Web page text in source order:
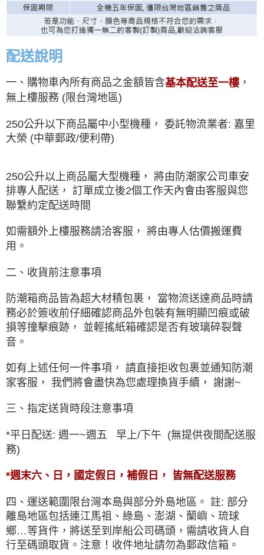
配送說明
一、購物車內所有商品之金額皆含基本配送至一樓 ，
無上樓服務 (限台灣地區)
250公升以下商品屬中小型機種， 委託物流業者: 嘉里
大榮 (中華郵政/便利帶)
250公升以上商品屬大型機種， 將由防潮家公司車安
排專人配送， 訂單成立後2個工作天內會由客服與您
聯繫約定配送時間
如需額外上樓服務請洽客服， 將由專人估價搬運費
用。
二、收貨前注意事項
防潮箱商品皆為超大材積包裹， 當物流送達商品時請
務必於簽收前仔細確認商品外包裝有無明顯凹痕或破
損等撞擊痕跡， 並輕搖紙箱確認是否有玻璃碎裂聲
音。
如有上述任何一件事項， 請直接拒收包裹並通知防潮
家客服， 我們將會盡快為您處理換貨手續 ， 謝謝~
三、指定送貨時段注意事項
*平日配送: 週一~週五 早上/下午 (無提供夜間配送服
務)
*週末六、日，國定假日，補假日， 皆無配送服務
四、運送範圍限台灣本島與部分外島地區。 註: 部分
離島地區包括連江馬祖、綠島、澎湖、蘭嶼、琉球
鄉…等貨件，將送至到岸船公司碼頭，需請收貨人自
行至碼頭取貨。注意！收件地址請勿為郵政信箱。